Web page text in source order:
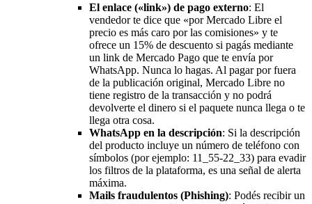
El enlace («link») de pago externo: El
vendedor te dice que «por Mercado Libre el
precio es más caro por las comisiones» y te
ofrece un 15% de descuento si pagás mediante
un link de Mercado Pago que te envía por
WhatsApp. Nunca lo hagas. Al pagar por fuera
de la publicación original, Mercado Libre no
tiene registro de la transacción y no podrá
devolverte el dinero si el paquete nunca llega o te
llega otra cosa.
WhatsApp en la descripción: Si la descripción
del producto incluye un número de teléfono con
símbolos (por ejemplo: 11_55-22_33) para evadir
los filtros de la plataforma, es una señal de alerta
máxima.
Mails fraudulentos (Phishing): Podés recibir un